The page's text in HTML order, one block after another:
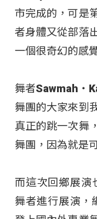
市完成的，可是
者身體又從部落
一個很奇幻的感覺
舞者
舞團的大家來到
真正的跳一次舞
舞團，因為就是
而這次回鄉展演
舞者進行展演，